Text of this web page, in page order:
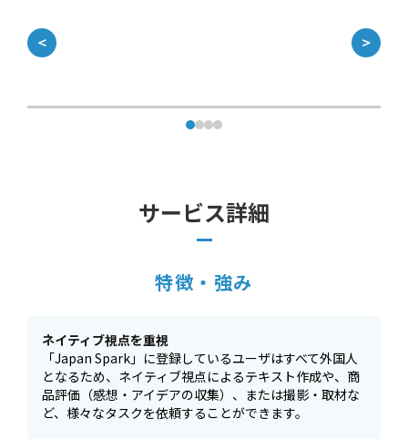
＜ ＞
サービス詳細
特徴・強み
ネイティブ視点を重視
「Japan Spark」に登録しているユーザはすべて外国人
となるため、ネイティブ視点によるテキスト作成や、商
品評価（感想・アイデアの収集）、または撮影・取材な
ど、様々なタスクを依頼することができます。